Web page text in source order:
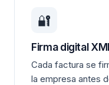
🔐
Firma digital
Cada factura se
la empresa antes